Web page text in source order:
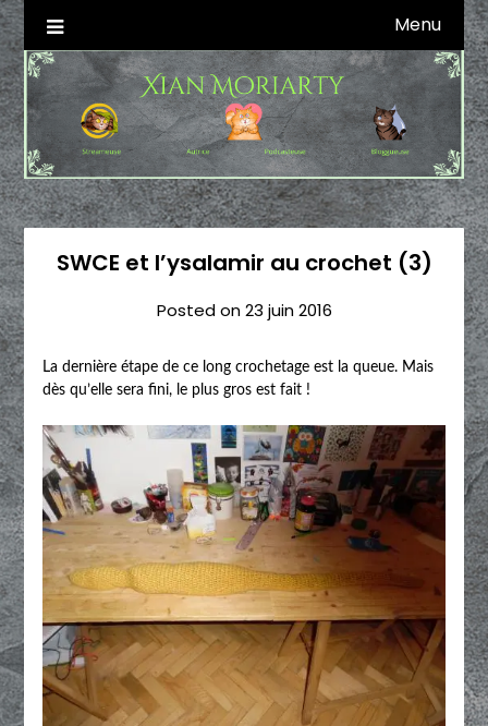
Skip
to
content
Xian Moriarty
Autrice SFFF & Blogueuse & Streameuse Menu
SWCE et l’ysalamir au crochet (3)
Posted on23 juin 2016
La dernière étape de ce long crochetage est la queue. Mais
dès qu’elle sera fini, le plus gros est fait !